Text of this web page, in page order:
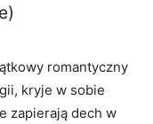
romantyczny
kryje w sobie
zapierają dech w